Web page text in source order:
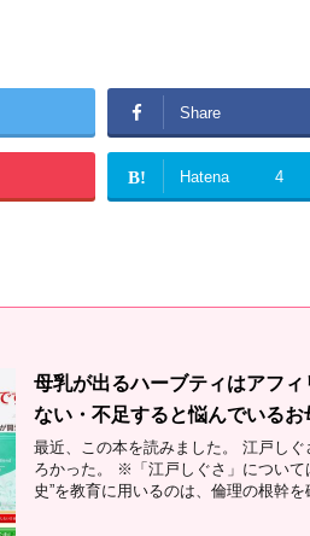
Share
B! Hatena 4
母乳が出るハーブティはアフ
ない・不足すると悩んでいるお
最近、この本を読みました。 江戸し
ろかった。 ※「江戸しぐさ」について
史”を教育に用いるのは、倫理の根幹